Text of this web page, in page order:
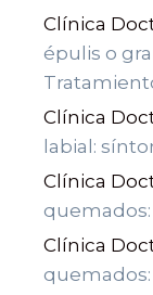
Clínica
épulis o
Clínica
labial:
Clínica
Clínica